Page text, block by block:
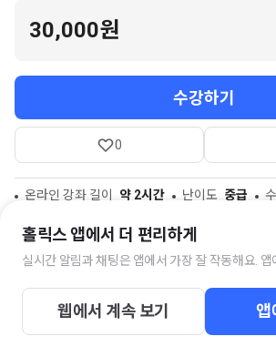
30,000원
수강하기
0
온라인 강좌 길이 약 2시간 난이도 중급
전기기술사 준비생 모임
홀릭스 앱에서 더 편리하게
실시간 알림과 채팅은 앱에서 가장 잘 작동해요.
웹에서 계속 보기 앱